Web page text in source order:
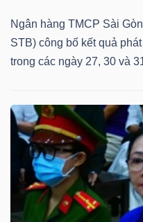
Ngân hàng TMCP Sài
STB) công bố kết quả
trong các ngày 27, 30 và
CÔNG
NGHIỆP
TIÊU
DÙNG
KHÔNG
THIẾT